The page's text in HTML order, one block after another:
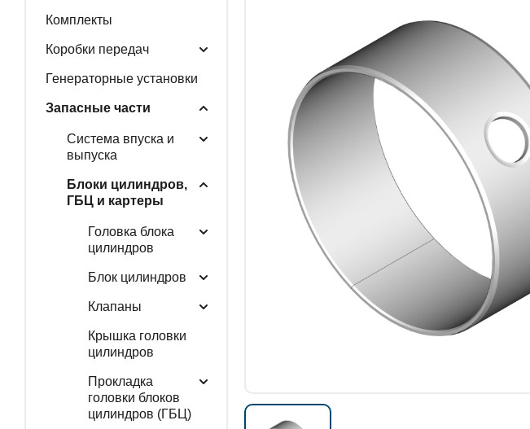
ГЕНЕРАТОРНЫЕ УСТАНОВКИ
ЗАПАСНЫЕ ЧАСТИ
РАСПРОДАЖА
Комплекты
Коробки передач
Генераторные установки
Запасные части
Система впуска и
выпуска
Блоки цилиндров,
ГБЦ и картеры
Головка блока
цилиндров
Блок цилиндров
Клапаны
Крышка головки
цилиндров
Прокладка
головки блоков
цилиндров (ГБЦ)